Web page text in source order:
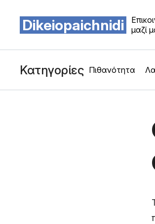
Dikeiopaichnidi
μαζί
Κατηγορίες Πιθανότητα